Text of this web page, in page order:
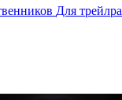
Для